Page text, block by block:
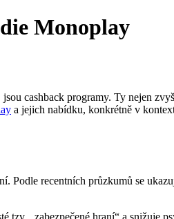
Monoplay
cashback programy. Ty nejen
a jejich nabídku, konkrétně v
Podle recentních průzkumů se
tzv. „zabezpečené hraní“ a snižuje